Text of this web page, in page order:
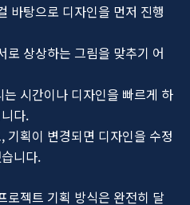
바탕으로 디자인을 먼저 진행
로 상상하는 그림을 맞추기 어
시간이나 디자인을 빠르게 하
다.
기획이 변경되면 디자인을 수정
니다.
로젝트 기획 방식은 완전히 달